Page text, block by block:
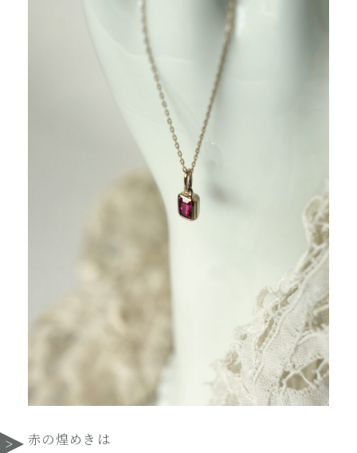
赤の煌めきは